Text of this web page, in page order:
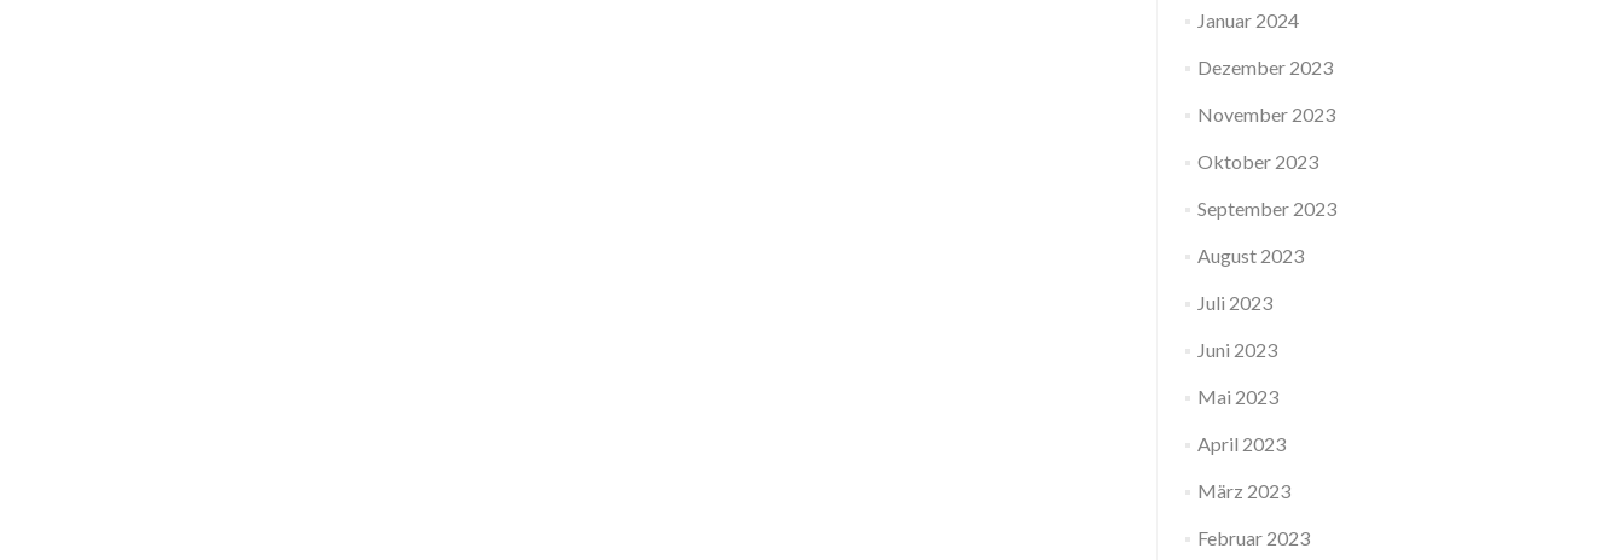
Januar 2024
Dezember 2023
November 2023
Oktober 2023
September 2023
August 2023
Juli 2023
Juni 2023
Mai 2023
April 2023
März 2023
Februar 2023